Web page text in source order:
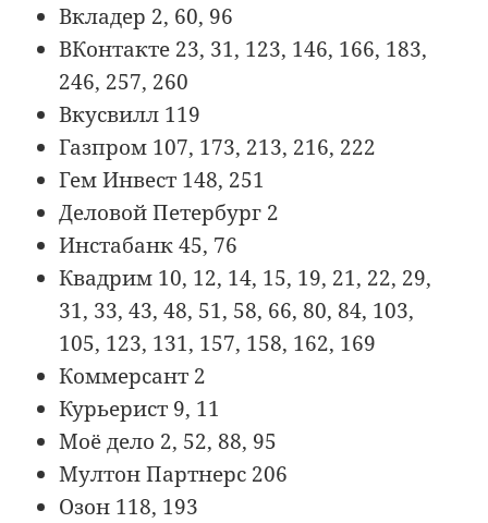
Вкладер 2, 60, 96
ВКонтакте 23, 31, 123, 146, 166, 183,
246, 257, 260
Вкусвилл 119
Газпром 107, 173, 213, 216, 222
Гем Инвест 148, 251
Деловой Петербург 2
Инстабанк 45, 76
Квадрим 10, 12, 14, 15, 19, 21, 22, 29,
31, 33, 43, 48, 51, 58, 66, 80, 84, 103,
105, 123, 131, 157, 158, 162, 169
Коммерсант 2
Курьерист 9, 11
Моё дело 2, 52, 88, 95
Мултон Партнерс 206
Озон 118, 193